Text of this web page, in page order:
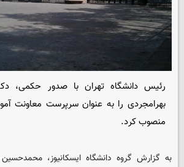
رئیس دانشگاه تهران با صدور حکمی،
بهرامجردی را به عنوان سرپرست معاونت
منصوب کرد.
به گزارش گروه دانشگاه ایسکانیوز،